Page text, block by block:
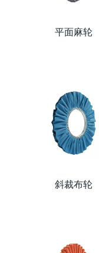
平面麻轮
斜裁布轮